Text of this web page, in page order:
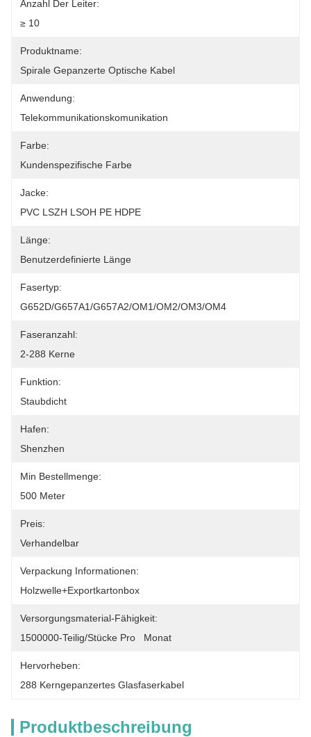
Anzahl Der Leiter:
≥ 10
Produktname:
Spirale Gepanzerte Optische Kabel
Anwendung:
Telekommunikationskomunikation
Farbe:
Kundenspezifische Farbe
Jacke:
PVC LSZH LSOH PE HDPE
Länge:
Benutzerdefinierte Länge
Fasertyp:
G652D/G657A1/G657A2/OM1/OM2/OM3/OM4
Faseranzahl:
2-288 Kerne
Funktion:
Staubdicht
Hafen:
Shenzhen
Min Bestellmenge:
500 Meter
Preis:
Verhandelbar
Verpackung Informationen:
Holzwelle+Exportkartonbox
Versorgungsmaterial-Fähigkeit:
1500000-Teilig/Stücke Pro   Monat
Hervorheben:
288 Kerngepanzertes Glasfaserkabel
Produktbeschreibung